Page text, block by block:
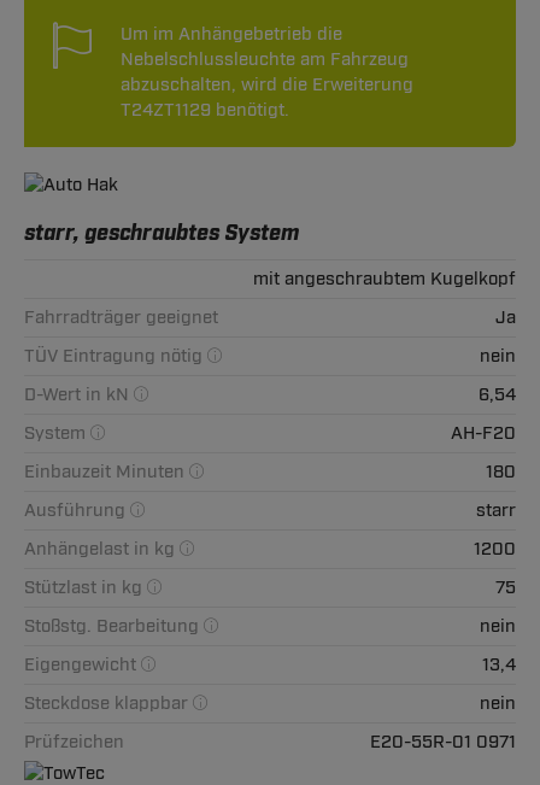
Um im Anhängebetrieb die
Nebelschlussleuchte am Fahrzeug
abzuschalten, wird die Erweiterung
T24ZT1129 benötigt.
starr, geschraubtes System
mit angeschraubtem Kugelkopf
Fahrradträger geeignet
Ja
TÜV Eintragung nötig
nein
D-Wert in kN
6,54
System
AH-F20
Einbauzeit Minuten
180
Ausführung
starr
Anhängelast in kg
1200
Stützlast in kg
75
Stoßstg. Bearbeitung
nein
Eigengewicht
13,4
Steckdose klappbar
nein
Prüfzeichen
E20-55R-01 0971